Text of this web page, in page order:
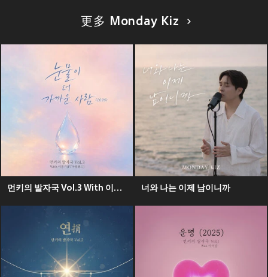
更多 Monday Kiz
먼키의 발자국 Vol.3 With 이홍기 (FT아일랜드) 너와 나는 이제 남이니까